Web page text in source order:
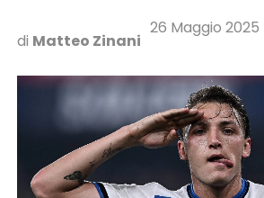
di Matteo Zinani
26 Maggio 2025